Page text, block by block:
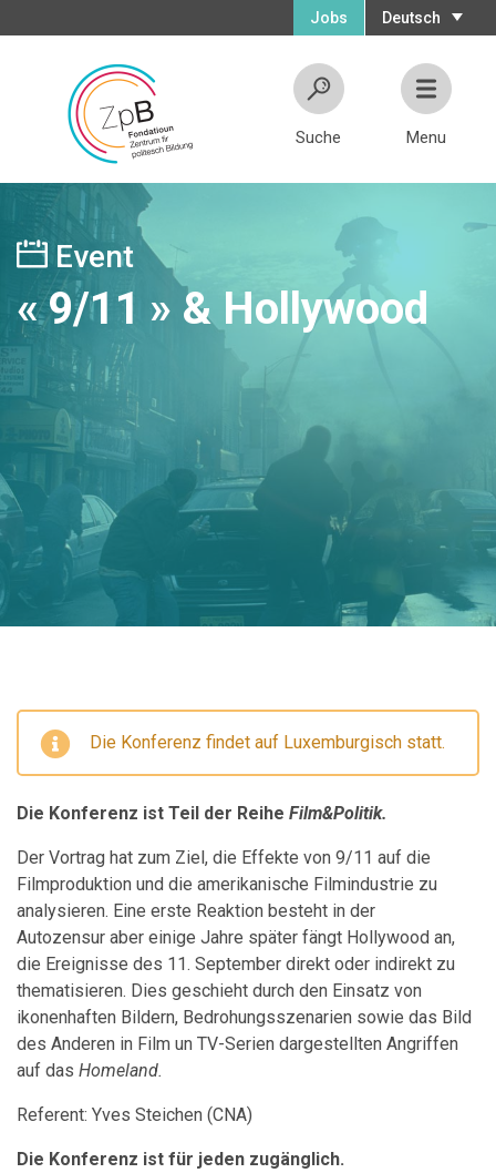
Deutsch
Jobs
Suche Menu
Event
« 9/11 » & Hollywood
Die Konferenz findet auf Luxemburgisch statt.
Die Konferenz ist Teil der Reihe Film&Politik.
Der Vortrag hat zum Ziel, die Effekte von 9/11 auf die
Filmproduktion und die amerikanische Filmindustrie zu
analysieren. Eine erste Reaktion besteht in der
Autozensur aber einige Jahre später fängt Hollywood an,
die Ereignisse des 11. September direkt oder indirekt zu
thematisieren. Dies geschieht durch den Einsatz von
ikonenhaften Bildern, Bedrohungsszenarien sowie das Bild
des Anderen in Film un TV-Serien dargestellten Angriffen
auf das Homeland.
Referent: Yves Steichen (CNA)
Die Konferenz ist für jeden zugänglich.